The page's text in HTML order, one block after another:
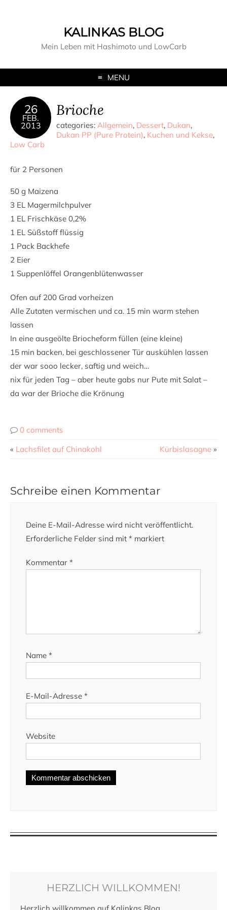
KALINKAS BLOG
Mein Leben mit Hashimoto und LowCarb
MENU
26
FEB.
2013
Brioche
categories: Allgemein, Dessert, Dukan,
Dukan PP (Pure Protein), Kuchen und Kekse,
Low Carb
für 2 Personen
50 g Maizena
3 EL Magermilchpulver
1 EL Frischkäse 0,2%
1 EL Süßstoff flüssig
1 Pack Backhefe
2 Eier
1 Suppenlöffel Orangenblütenwasser
Ofen auf 200 Grad vorheizen
Alle Zutaten vermischen und ca. 15 min warm stehen
lassen
In eine ausgeölte Briocheform füllen (eine kleine)
15 min backen, bei geschlossener Tür auskühlen lassen
der war sooo lecker, saftig und weich…
nix für jeden Tag – aber heute gabs nur Pute mit Salat –
da war der Brioche die Krönung
0 comments
« Lachsfilet auf Chinakohl Kürbislasagne »
Schreibe einen Kommentar
Deine E-Mail-Adresse wird nicht veröffentlicht.
Erforderliche Felder sind mit * markiert
Kommentar *
Name *
E-Mail-Adresse *
Website
HERZLICH WILLKOMMEN!